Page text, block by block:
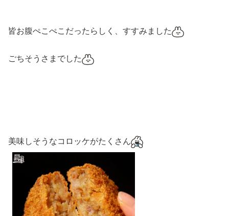
皆お腹ぺこぺこだったらしく、すすみました
ごちそうさまでした
美味しそうなコロッケがたくさん